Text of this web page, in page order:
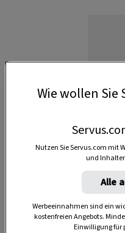
Wie wollen Sie
Nutzen Sie Servus.com mit
und
Alle
Werbeeinnahmen sind ein
kostenfreien Angebots.
Einwilligung für